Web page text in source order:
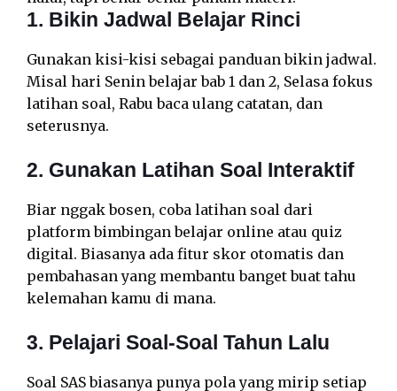
1. Bikin Jadwal Belajar Rinci
Gunakan kisi-kisi sebagai panduan bikin jadwal.
Misal hari Senin belajar bab 1 dan 2, Selasa fokus
latihan soal, Rabu baca ulang catatan, dan
seterusnya.
2. Gunakan Latihan Soal Interaktif
Biar nggak bosen, coba latihan soal dari
platform bimbingan belajar online atau quiz
digital. Biasanya ada fitur skor otomatis dan
pembahasan yang membantu banget buat tahu
kelemahan kamu di mana.
3. Pelajari Soal-Soal Tahun Lalu
Soal SAS biasanya punya pola yang mirip setiap